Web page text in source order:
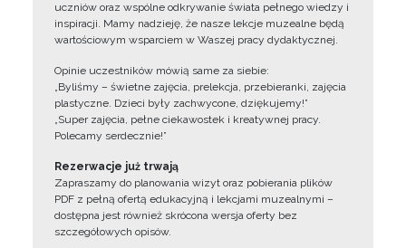
uczniów oraz wspólne odkrywanie świata pełnego wiedzy i
inspiracji. Mamy nadzieję, że nasze lekcje muzealne będą
wartościowym wsparciem w Waszej pracy dydaktycznej.
Opinie uczestników mówią same za siebie:
„Byliśmy – świetne zajęcia, prelekcja, przebieranki, zajęcia
plastyczne. Dzieci były zachwycone, dziękujemy!”
„Super zajęcia, pełne ciekawostek i kreatywnej pracy.
Polecamy serdecznie!”
Rezerwacje już trwają
Zapraszamy do planowania wizyt oraz pobierania plików
PDF z pełną ofertą edukacyjną i lekcjami muzealnymi –
dostępna jest również skrócona wersja oferty bez
szczegółowych opisów.